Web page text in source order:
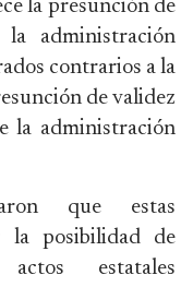
la presunción de
administración
contrarios a la
de validez
la administración
que estas
la posibilidad de
estatales